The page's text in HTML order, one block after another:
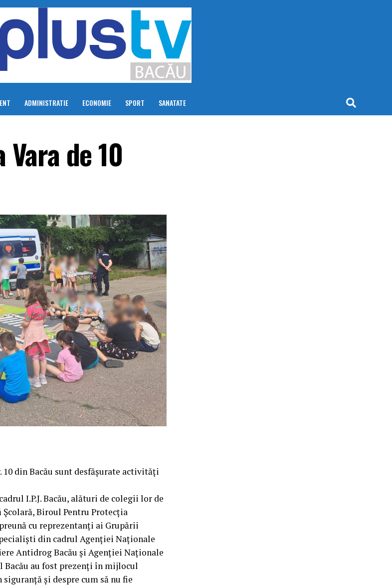
ADMINISTRATIE ECONOMIE SPORT SANATATE
de 10
10 din Bacău sunt desfășurate activități
I.P.J. Bacău, alături de colegii lor de
Biroul Pentru Protecția
cu reprezentanți ai Grupării
din cadrul Agenției Naționale
Antidrog Bacău și Agenției Naționale
Bacău au fost prezenți în mijlocul
și despre cum să nu fie